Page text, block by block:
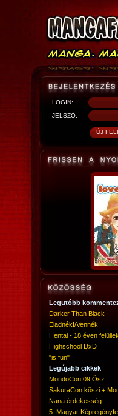
LOGIN:
JELSZÓ:
Legutóbb
Darker Than Black
Eladnék!/Vennék!
Hentai - 18 éven
Highschool DxD
"is fun"
Legújabb cikkek
MondoCon 09 Ősz
SakuraCon köszi +
Nana érdekesség
5. Magyar